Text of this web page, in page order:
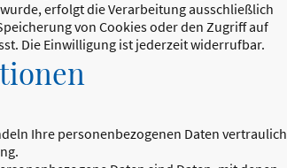
erfolgt die Verarbeitung ausschließlich
von Cookies oder den Zugriff auf
Die Einwilligung ist jederzeit widerrufbar.
Ihre personenbezogenen Daten vertraulich